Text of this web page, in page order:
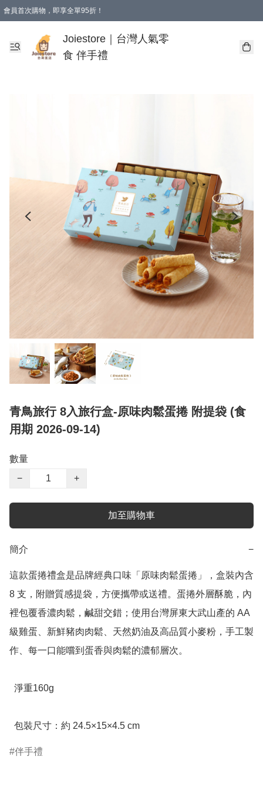
會員首次購物，即享全單95折！
購物滿 HKD 350.00即享免運費優惠！（適用於 本地送貨、本地取貨 )
Joiestore｜台灣人氣零
食 伴手禮
青鳥旅行 8入旅行盒-原味肉鬆蛋捲 附提袋 (食
用期 2026-09-14)
數量
−
+
加至購物車
簡介 −
這款蛋捲禮盒是品牌經典口味「原味肉鬆蛋捲」，盒裝內含
8 支，附贈質感提袋，方便攜帶或送禮。蛋捲外層酥脆，內
裡包覆香濃肉鬆，鹹甜交錯；使用台灣屏東大武山產的 AA
級雞蛋、新鮮豬肉肉鬆、天然奶油及高品質小麥粉，手工製
作、每一口能嚐到蛋香與肉鬆的濃郁層次。
  包裝尺寸：約 24.5×15×4.5 cm
伴手禮